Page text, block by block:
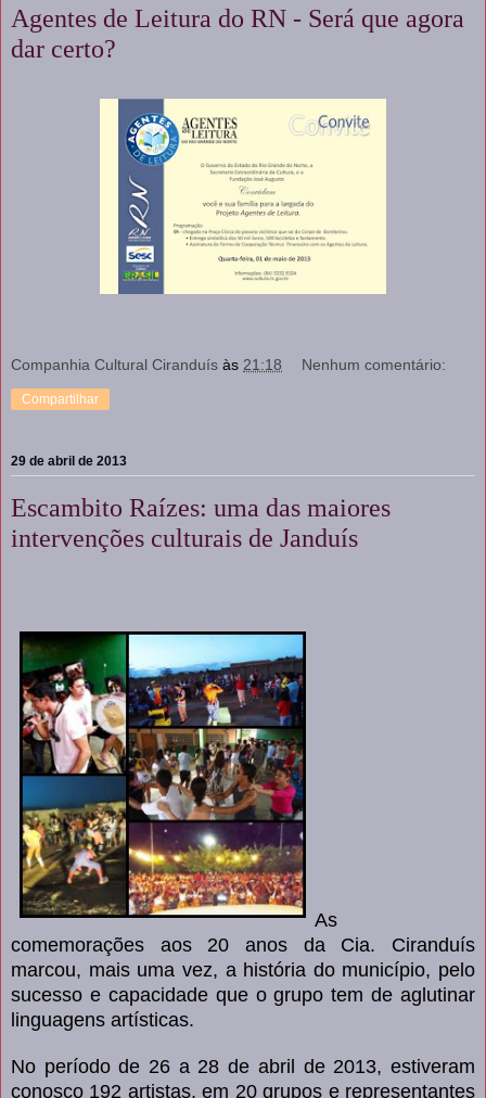
Agentes de Leitura do RN - Será que agora
dar certo?
Companhia Cultural Ciranduís às 21:18 Nenhum comentário:
Compartilhar
29 de abril de 2013
Escambito Raízes: uma das maiores
intervenções culturais de Janduís
As
comemorações aos 20 anos da Cia. Ciranduís
marcou, mais uma vez, a história do município, pelo
sucesso e capacidade que o grupo tem de aglutinar
linguagens artísticas.
No período de 26 a 28 de abril de 2013, estiveram
conosco 192 artistas, em 20 grupos e representantes